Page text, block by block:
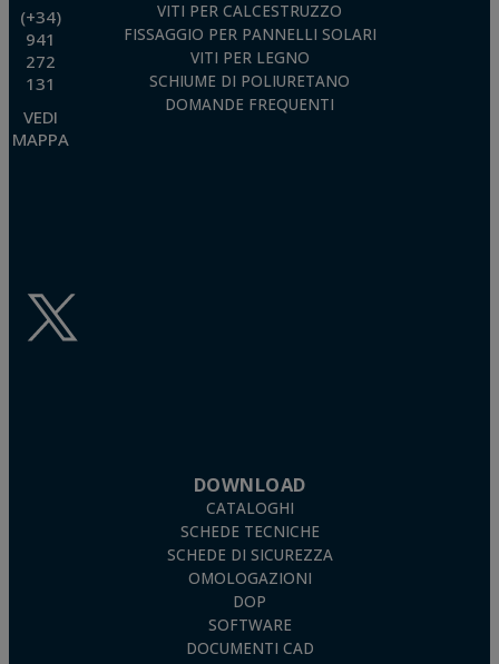
(+34)
941
272
131
VEDI
MAPPA
VITI PER CALCESTRUZZO
FISSAGGIO PER PANNELLI SOLARI
VITI PER LEGNO
SCHIUME DI POLIURETANO
DOMANDE FREQUENTI
DOWNLOAD
CATALOGHI
SCHEDE TECNICHE
SCHEDE DI SICUREZZA
OMOLOGAZIONI
DOP
SOFTWARE
DOCUMENTI CAD